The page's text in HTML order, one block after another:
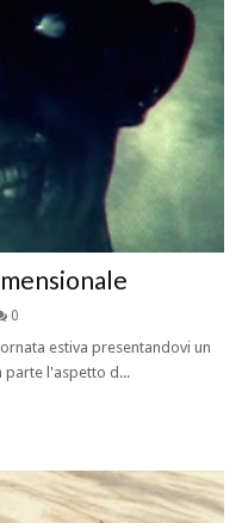
0
estiva presentandovi un
parte l'aspetto d...